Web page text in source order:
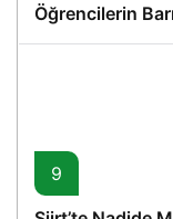
Öğrencilerin
Proje
9